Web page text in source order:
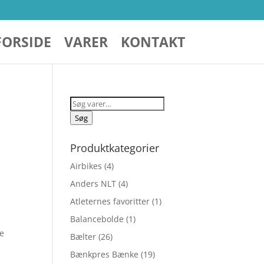
VARER KONTAKT
Søg
efter:
Søg
Produktkategorier
Airbikes (4)
Anders NLT (4)
Atleternes favoritter (1)
Balancebolde (1)
Bælter (26)
Bænkpres Bænke (19)